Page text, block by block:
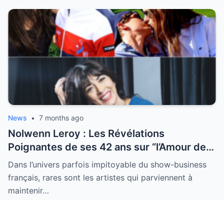
News • 7 months ago
Nolwenn Leroy : Les Révélations
Poignantes de ses 42 ans sur “l’Amour de
sa Vie”
Dans l’univers parfois impitoyable du show-business
français, rares sont les artistes qui parviennent à
maintenir…